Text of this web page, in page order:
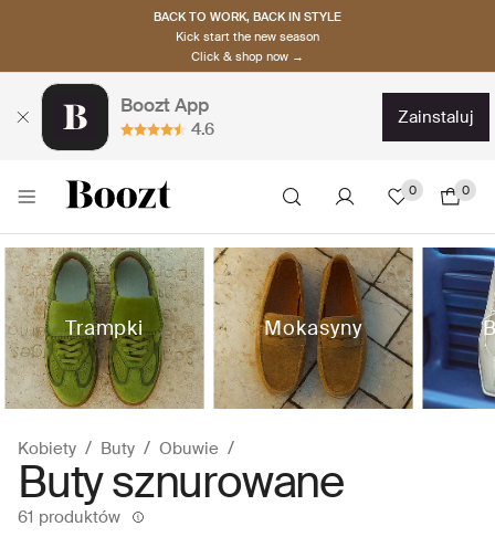
BACK TO WORK, BACK IN STYLE
Kick start the new season
Click & shop now →
Boozt App
4.6
zainstaluj
0 0
Trampki Mokasyny
Kobiety Buty Obuwie
Buty sznurowane
61 produktów